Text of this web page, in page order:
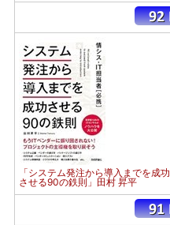
「システム発注から導入までを成功
させる90の鉄則」田村 昇平